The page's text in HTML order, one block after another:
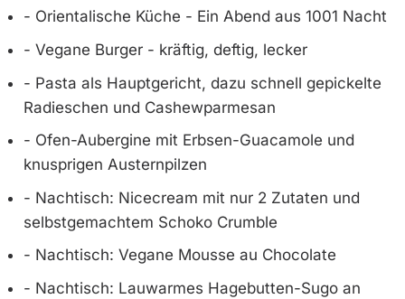
- Orientalische Küche - Ein Abend aus 1001 Nacht
- Vegane Burger - kräftig, deftig, lecker
- Pasta als Hauptgericht, dazu schnell gepickelte
Radieschen und Cashewparmesan
- Ofen-Aubergine mit Erbsen-Guacamole und
knusprigen Austernpilzen
- Nachtisch: Nicecream mit nur 2 Zutaten und
selbstgemachtem Schoko Crumble
- Nachtisch: Vegane Mousse au Chocolate
- Nachtisch: Lauwarmes Hagebutten-Sugo an